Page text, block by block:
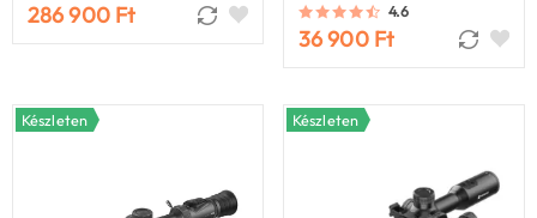
286 900 Ft 4.6
36 900 Ft
Készleten Készleten